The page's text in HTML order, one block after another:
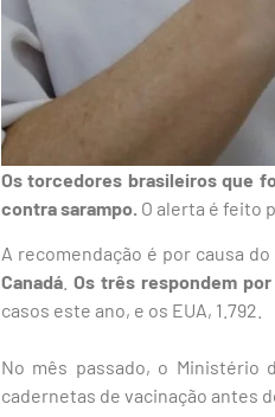
Os torcedores brasileiros que
contra sarampo. O alerta é feito
A recomendação é por causa do
Canadá Os três respondem
casos este ano, e os EUA, 1.792.
No mês passado, o Ministério
cadernetas de vacinação antes